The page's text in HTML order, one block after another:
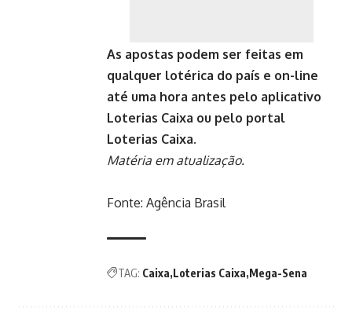
As apostas podem ser feitas em
qualquer lotérica do país e on-line
até uma hora antes pelo aplicativo
Loterias Caixa ou pelo portal
Loterias Caixa.
Matéria em atualização.
Fonte: Agência Brasil
TAG: Caixa Loterias Caixa Mega-Sena